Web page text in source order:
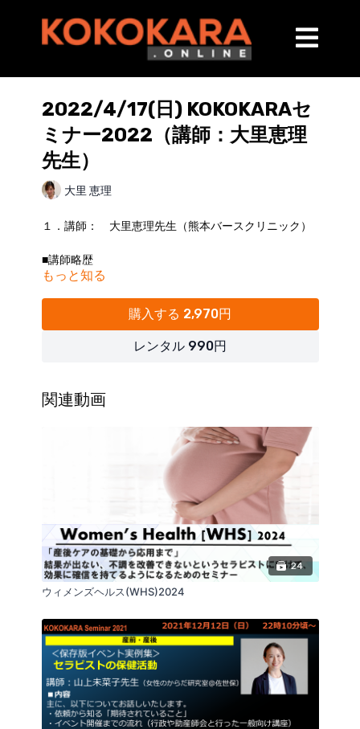
2022/4/17(日) KOKOKARAセ
ミナー2022（講師：大里恵理
先生）
大里 恵理
１．講師： 大里恵理先生（熊本バースクリニック）
■講師略歴
2006年：理学療法士免許取得
回復期病棟や外来を担当
2016 ‐ 2020年： 自宅サロン ボディケアサロン
HARERU・訪問看護ステーションCRUTO
２．テーマ：「
３．内容：どのように産婦人科に入ったか？理学療法
士の産婦人科での実際の業務内容や苦労したこと、必
要な知識、これからの課題についてお話しします。
・PT業務内容（妊娠期、産後入院中、産後）
・妊婦健診での訴え
・産後の座位姿勢
・産婦人科で働くメリット
・必要なリスク管理
・苦労したこと
・これからの課題
4．対象
・産前産後に関わる方、これから関わりたいと思って
いる方
・産前産後に関わるすべての方
もっと知る
購入する 2,970円
レンタル 990円
関連動画
24
ウィメンズヘルス(WHS)2024